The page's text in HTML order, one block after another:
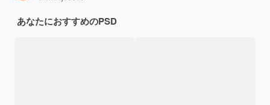
あなたにおすすめのPSD